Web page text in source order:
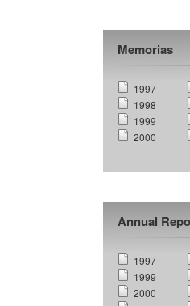
Memorias
1997
1998
1999
2000
Annual
1997
1999
2000